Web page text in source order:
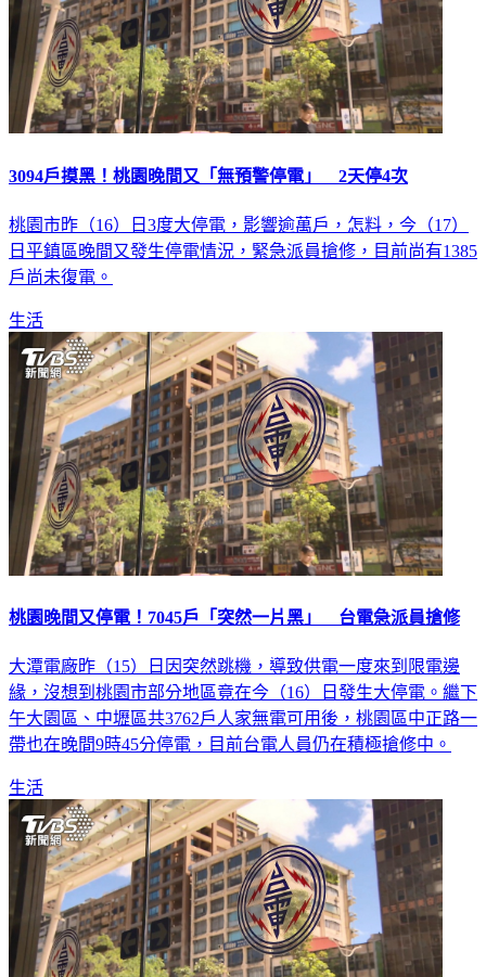
3094戶摸黑！桃園晚間又「無預警停電」 2天停4次
桃園市昨（16）日3度大停電，影響逾萬戶，怎料，今（17）
日平鎮區晚間又發生停電情況，緊急派員搶修，目前尚有1385
戶尚未復電。
生活
桃園晚間又停電！7045戶「突然一片黑」 台電急派員搶修
大潭電廠昨（15）日因突然跳機，導致供電一度來到限電邊
緣，沒想到桃園市部分地區竟在今（16）日發生大停電。繼下
午大園區、中壢區共3762戶人家無電可用後，桃園區中正路一
帶也在晚間9時45分停電，目前台電人員仍在積極搶修中。
生活